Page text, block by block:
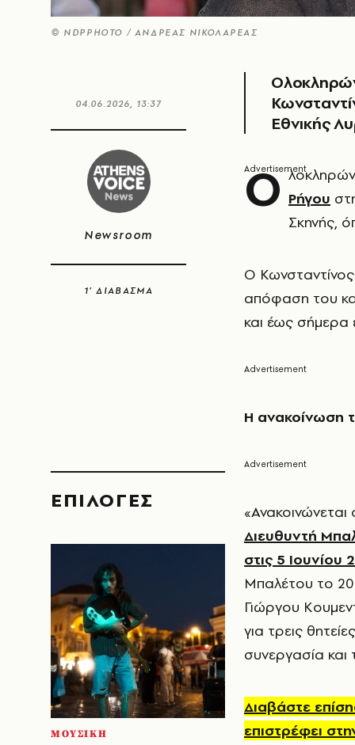
© NDPPHOTO / ΑΝΔΡΕΑΣ ΝΙΚΟΛΑΡΕΑΣ
04.06.2026, 13:37
Newsroom
1’ ΔΙΑΒΑΣΜΑ
EΠΙΛΟΓΈΣ
ΜΟΥΣΙΚΗ
Εθνικής
Ο Ρήγου
Σκηνής,
Ο
απόφαση του
και έως σήμερα
Η ανακοίνωση
Διευθυντή
στις 5 Ιουνίου
Μπαλέτου το
Γιώργου
για τρεις
συνεργασία
Διαβάστε
επιστρέφει